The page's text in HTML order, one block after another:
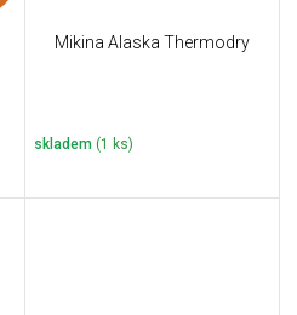
Mikina Alaska Thermodry
skladem (1 ks)